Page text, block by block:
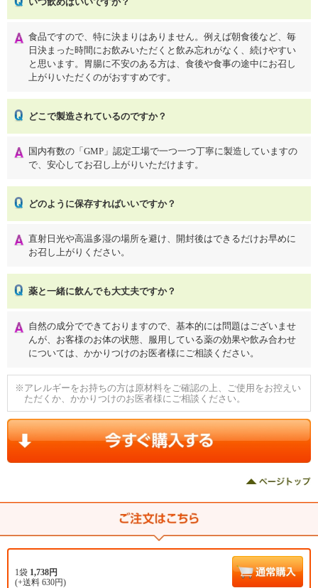
食品ですので、特に決まりはありません。例えば朝食後など、毎
日決まった時間にお飲みいただくと飲み忘れがなく、続けやすい
と思います。胃腸に不安のある方は、食後や食事の途中にお召し
上がりいただくのがおすすめです。
どこで製造されているのですか？
国内有数の「GMP」認定工場で一つ一つ丁寧に製造していますの
で、安心してお召し上がりいただけます。
どのように保存すればいいですか？
直射日光や高温多湿の場所を避け、開封後はできるだけお早めに
お召し上がりください。
薬と一緒に飲んでも大丈夫ですか？
自然の成分でできておりますので、基本的には問題はございませ
んが、お客様のお体の状態、服用している薬の効果や飲み合わせ
については、かかりつけのお医者様にご相談ください。
※アレルギーをお持ちの方は原材料をご確認の上、ご使用をお控えい
ただくか、かかりつけのお医者様にご相談ください。
1袋 1,738円
(+送料 630円)